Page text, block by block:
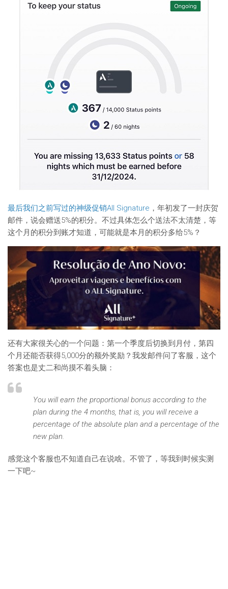
最后我们之前写过的神级促销All Signature ，年初发了一封庆贺
邮件，说会赠送5%的积分。不过具体怎么个送法不太清楚，等
这个月的积分到账才知道，可能就是本月的积分多给5%？
还有大家很关心的一个问题：第一个季度后切换到月付，第四
个月还能否获得5,000分的额外奖励？我发邮件问了客服，这个
答案也是丈二和尚摸不着头脑：
You will earn the proportional bonus according to the
plan during the 4 months, that is, you will receive a
percentage of the absolute plan and a percentage of the
new plan.
感觉这个客服也不知道自己在说啥。不管了，等我到时候实测
一下吧~